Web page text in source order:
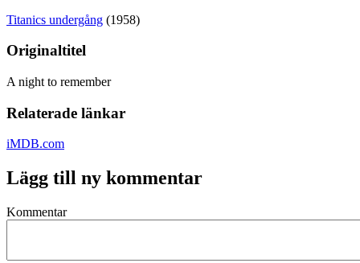
Titanics undergång (1958)
Originaltitel
A night to remember
Relaterade länkar
iMDB.com
Lägg till ny kommentar
Kommentar